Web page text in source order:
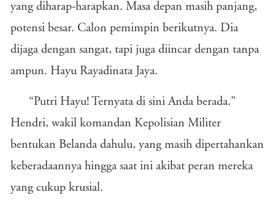
yang diharap-harapkan. Masa depan masih panjang,
potensi besar. Calon pemimpin berikutnya. Dia
dijaga dengan sangat, tapi juga diincar dengan tanpa
ampun. Hayu Rayadinata Jaya.
“Putri Hayu! Ternyata di sini Anda berada.”
Hendri, wakil komandan Kepolisian Militer
bentukan Belanda dahulu, yang masih dipertahankan
keberadaannya hingga saat ini akibat peran mereka
yang cukup krusial.